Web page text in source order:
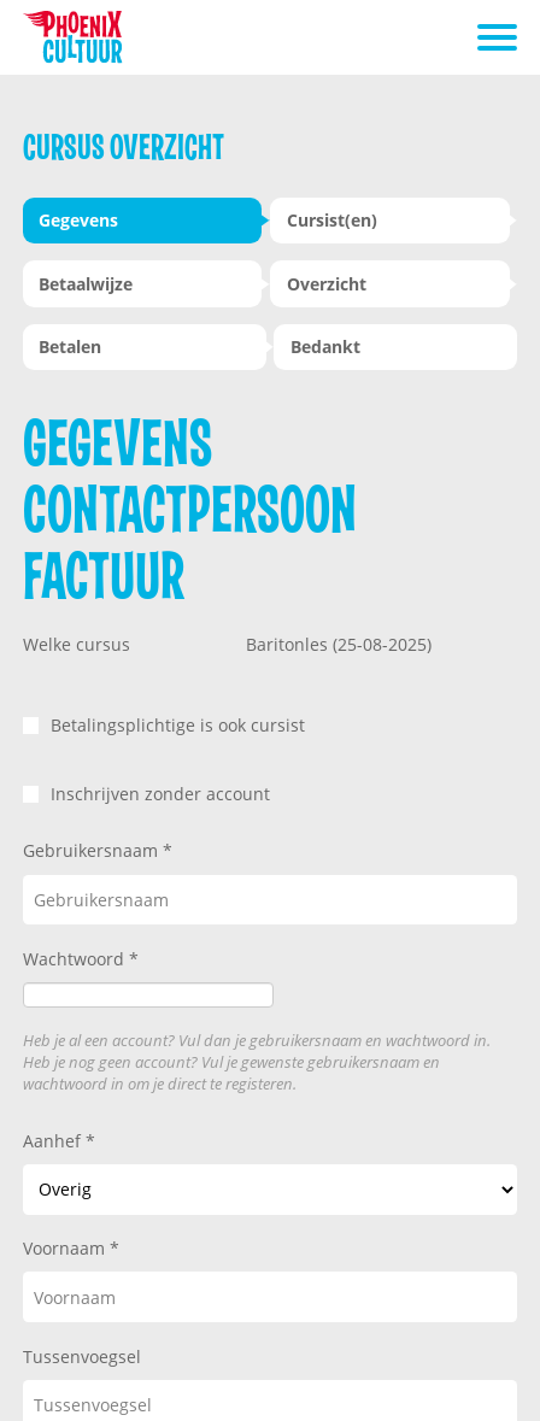
CURSUS OVERZICHT
Gegevens Cursist(en)
Betaalwijze Overzicht
Betalen Bedankt
GEGEVENS
CONTACTPERSOON
FACTUUR
Welke cursus Baritonles (25-08-2025)
Inschrijven zonder account
Gebruikersnaam
Wachtwoord
Heb je al een account? Vul dan je gebruikersnaam en wachtwoord in.
Heb je nog geen account? Vul je gewenste gebruikersnaam en
wachtwoord in om je direct te registeren.
Aanhef
Voornaam
Tussenvoegsel
Betalingsplichtige is ook cursist